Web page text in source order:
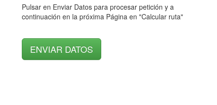
Pulsar en Enviar Datos para procesar petición y a
continuación en la próxima Página en "Calcular ruta"